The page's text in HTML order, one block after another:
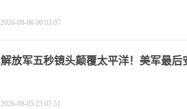
2026-08-06 00:03:07
解放军五秒镜头颠覆太平洋！美军最后
2026-08-05 23:07:51